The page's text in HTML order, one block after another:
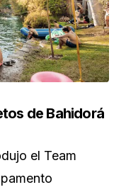
de Bahidorá
el Team